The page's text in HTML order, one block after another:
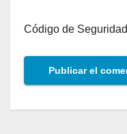
Código de Seguridad